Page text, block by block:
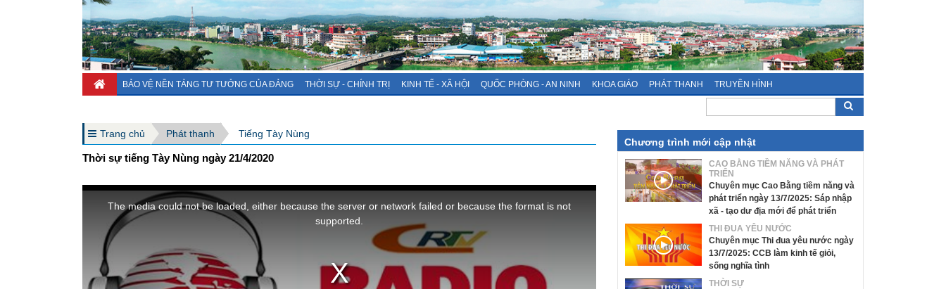
BẢO VỆ NỀN TẢNG TƯ TƯỞNG CỦA ĐẢNG THỜI SỰ - CHÍNH TRỊ KINH TẾ - XÃ HỘI QUỐC PHÒNG - AN NINH KHOA GIÁO PHÁT THANH TRUYỀN HÌNH
Trang chủ Phát thanh Tiếng Tày Nùng
Thời sự tiếng Tày Nùng ngày 21/4/2020
Chương trình mới cập nhật
CAO BẰNG TIỀM NĂNG VÀ PHÁT
TRIỂN
Chuyên mục Cao Bằng tiềm năng và
phát triển ngày 13/7/2025: Sáp nhập
xã - tạo dư địa mới để phát triển
THI ĐUA YÊU NƯỚC
Chuyên mục Thi đua yêu nước ngày
13/7/2025: CCB làm kinh tế giỏi,
sống nghĩa tình
THỜI SỰ